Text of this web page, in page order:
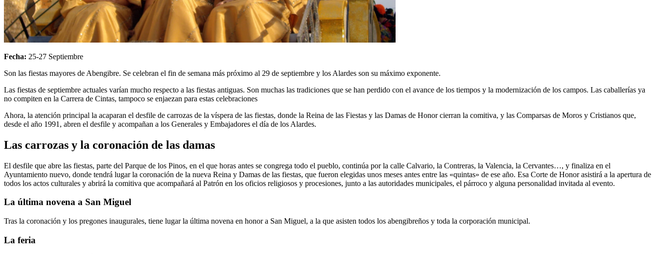
Fecha: 25-27 Septiembre
Son las fiestas mayores de Abengibre. Se celebran el fin de semana más próximo al 29 de septiembre y los Alardes son su máximo exponente.
Las fiestas de septiembre actuales varían mucho respecto a las fiestas antiguas. Son muchas las tradiciones que se han perdido con el avance de los tiempos y la modernización de los campos. Las caballerías ya
no compiten en la Carrera de Cintas, tampoco se enjaezan para estas celebraciones
Ahora, la atención principal la acaparan el desfile de carrozas de la víspera de las fiestas, donde la Reina de las Fiestas y las Damas de Honor cierran la comitiva, y las Comparsas de Moros y Cristianos que,
desde el año 1991, abren el desfile y acompañan a los Generales y Embajadores el día de los Alardes.
Las carrozas y la coronación de las damas
El desfile que abre las fiestas, parte del Parque de los Pinos, en el que horas antes se congrega todo el pueblo, continúa por la calle Calvario, la Contreras, la Valencia, la Cervantes…, y finaliza en el
Ayuntamiento nuevo, donde tendrá lugar la coronación de la nueva Reina y Damas de las fiestas, que fueron elegidas unos meses antes entre las «quintas» de ese año. Esa Corte de Honor asistirá a la apertura de
todos los actos culturales y abrirá la comitiva que acompañará al Patrón en los oficios religiosos y procesiones, junto a las autoridades municipales, el párroco y alguna personalidad invitada al evento.
La última novena a San Miguel
Tras la coronación y los pregones inaugurales, tiene lugar la última novena en honor a San Miguel, a la que asisten todos los abengibreños y toda la corporación municipal.
La feria